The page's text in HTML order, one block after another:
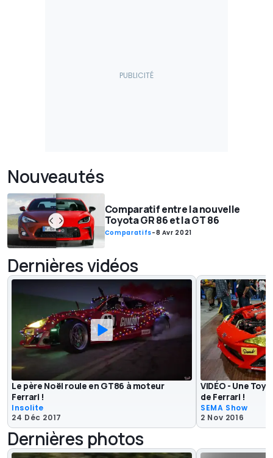
Nouveautés
Comparatif entre la nouvelle
Toyota GR 86 et la GT 86
Comparatifs-8 Avr 2021
Dernières vidéos
Le père Noël roule en GT86 à moteur
Ferrari !
Insolite
24 Déc 2017
VIDÉO - Une
de Ferrari !
SEMA Show
2 Nov 2016
Dernières photos